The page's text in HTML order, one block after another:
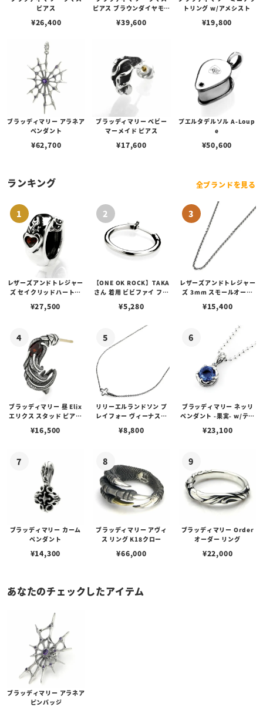
ピアス
¥26,400
ピアス ブラウンダイヤモン
¥39,600
トリング w/アメシスト
¥19,800
ブラッディマリー アラネア
ペンダント
¥62,700
ブラッディマリー ベビー
マーメイド ピアス
¥17,600
プエルタデルソル A-Loup
e
¥50,600
ランキング 全ブランドを見る
レザーズアンドトレジャー
ズ セイクリッドハートピ
¥27,500
【ONE OK ROCK】TAKA
さん 着用 ビビファイ フー
¥5,280
レザーズアンドトレジャー
ズ 3mm スモールオーバ
ブスタークラスプ＆LTロ
¥15,400
ブラッディマリー 昼 Elix
エリクス スタッド ピアス
¥16,500
リリーエルランドソン プ
レイフォー ヴィーナスチ
¥8,800
ブラッディマリー ネッリ
ペンダント -果実- w/ティ
¥23,100
ブラッディマリー カーム
ペンダント
¥14,300
ブラッディマリー アヴィ
ス リング K18クロー
¥66,000
ブラッディマリー Order
オーダー リング
¥22,000
あなたのチェックしたアイテム
ブラッディマリー アラネア
ピンバッジ